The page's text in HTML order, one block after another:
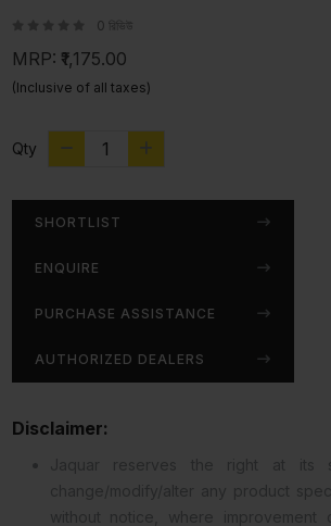
0 রিভিউ
MRP: ₹1,175.00
(Inclusive of all taxes)
Qty
SHORTLIST
ENQUIRE
PURCHASE ASSISTANCE
AUTHORIZED DEALERS
Disclaimer: